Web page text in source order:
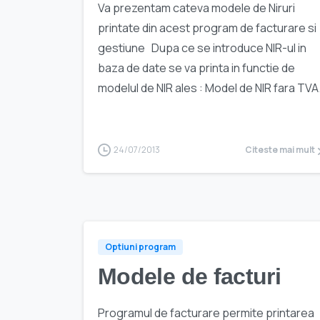
Va prezentam cateva modele de Niruri
printate din acest program de facturare si
gestiune Dupa ce se introduce NIR-ul in
baza de date se va printa in functie de
modelul de NIR ales : Model de NIR fara
24/07/2013 Citeste mai mult
Optiuni program
Modele de facturi
Programul de facturare permite printarea